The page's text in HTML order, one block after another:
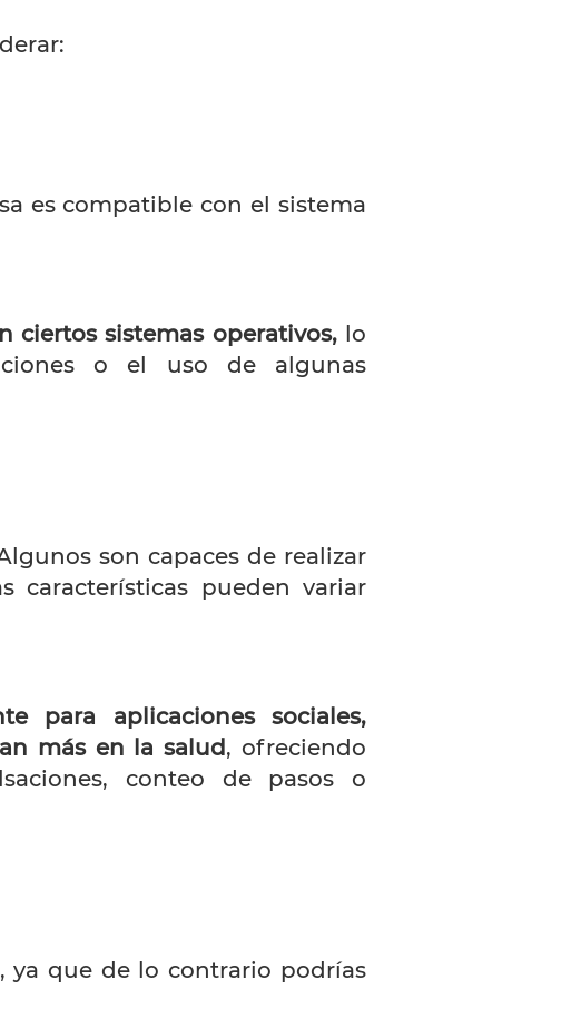
es compatible con el sistema
sistemas operativos, lo
o el uso de algunas
son capaces de realizar
características pueden variar
para aplicaciones sociales,
más en la salud, ofreciendo
conteo de pasos o
ya que de lo contrario podrías